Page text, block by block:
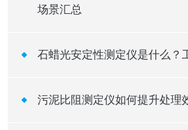
场景汇总
石蜡光安定性测定仪是什么？
污泥比阻测定仪如何提升处理